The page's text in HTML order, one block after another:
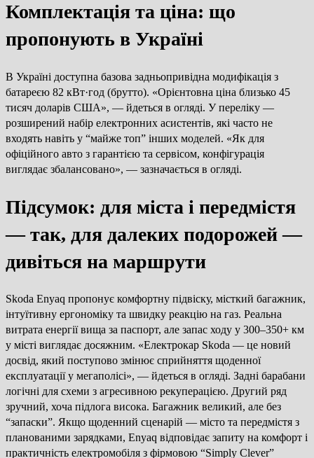
Комплектація та ціна: що
пропонують в Україні
В Україні доступна базова задньопривідна модифікація з
батареєю 82 кВт·год (брутто). «Орієнтовна ціна близько 45
тисяч доларів США», — йдеться в огляді. У переліку —
розширений набір електронних асистентів, які часто не
входять навіть у “майже топ” інших моделей. «Як для
офіційного авто з гарантією та сервісом, конфігурація
виглядає збалансовано», — зазначається в огляді.
Підсумок: для міста і передмістя
— так, для далеких подорожей —
дивіться на маршрути
Skoda Enyaq пропонує комфортну підвіску, місткий багажник,
інтуїтивну ергономіку та швидку реакцію на газ. Реальна
витрата енергії вища за паспорт, але запас ходу у 300–350+ км
у місті виглядає досяжним. «Електрокар Skoda — це новий
досвід, який поступово змінює сприйняття щоденної
експлуатації у мегаполісі», — йдеться в огляді. Задні барабани
логічні для схеми з агресивною рекуперацією. Другий ряд
зручний, хоча підлога висока. Багажник великий, але без
“запаски”. Якщо щоденний сценарій — місто та передмістя з
планованими зарядками, Enyaq відповідає запиту на комфорт і
практичність електромобіля з фірмовою “Simply Clever”